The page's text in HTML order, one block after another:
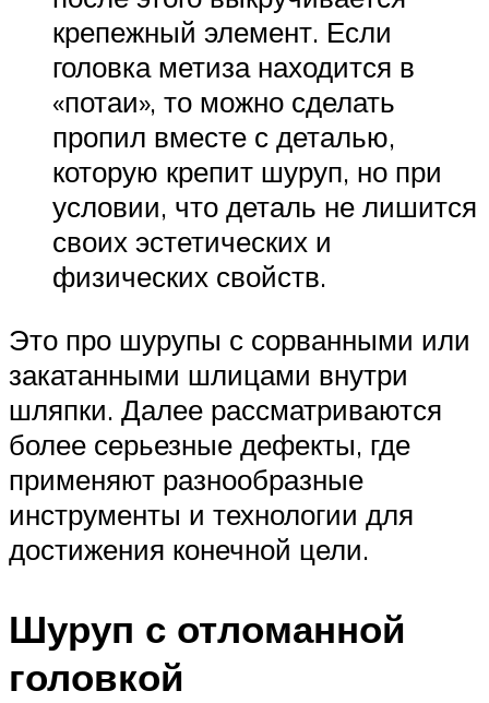
крепежный элемент. Если
головка метиза находится в
«потаи», то можно сделать
пропил вместе с деталью,
которую крепит шуруп, но при
условии, что деталь не лишится
своих эстетических и
физических свойств.
Это про шурупы с сорванными или
закатанными шлицами внутри
шляпки. Далее рассматриваются
более серьезные дефекты, где
применяют разнообразные
инструменты и технологии для
достижения конечной цели.
Шуруп с отломанной
головкой